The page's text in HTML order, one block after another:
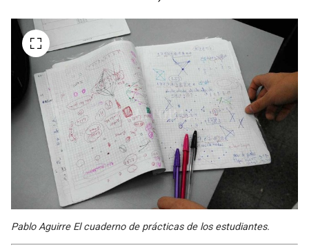
Pablo Aguirre El cuaderno de prácticas de los estudiantes.